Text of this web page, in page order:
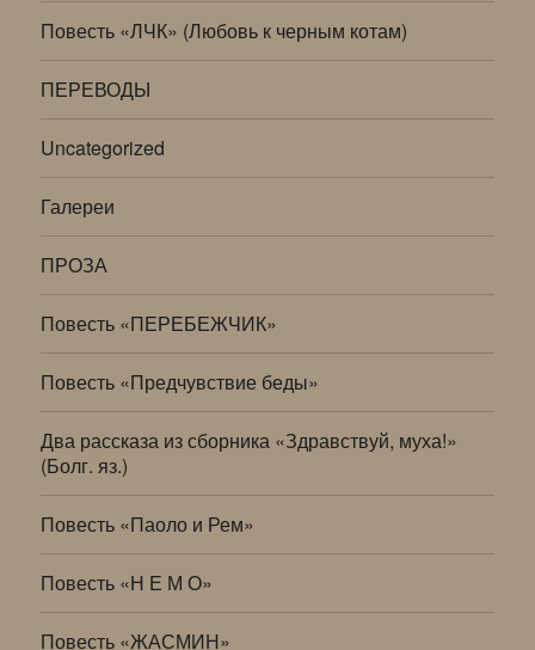
Повесть «ЛЧК» (Любовь к черным котам)
ПЕРЕВОДЫ
Uncategorized
Галереи
ПРОЗА
Повесть «ПЕРЕБЕЖЧИК»
Повесть «Предчувствие беды»
Два рассказа из сборника «Здравствуй, муха!»
(Болг. яз.)
Повесть «Паоло и Рем»
Повесть «Н Е М О»
Повесть «ЖАСМИН»